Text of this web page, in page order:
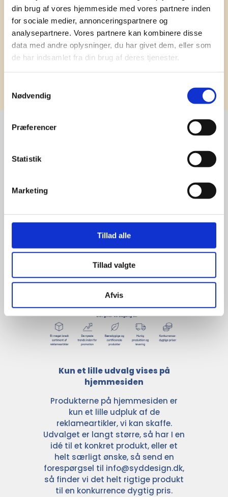
din brug af vores hjemmeside med vores partnere inden
for sociale medier, annonceringspartnere og
analysepartnere. Vores partnere kan kombinere disse
data med andre oplysninger, du har givet dem, eller som
de har indsamlet fra din brug af deres tjenester.
Nødvendig
Præferencer
Statistik
Marketing
Tillad alle
Tillad valgte
Afvis
Tilmeld
udvalg
For at sikre høj kvalitet og stor
med de største og mest
anerkendte leverandører inden for
promotion.
Kun et lille udvalg vises på
hjemmesiden
Produkterne på hjemmesiden er
kun et lille udpluk af de
reklameartikler, vi kan skaffe.
Udvalget er langt større, så har I en
idé til et konkret produkt, eller et
helt særligt ønske, så send en
forespørgsel til info@syddesign.dk,
så finder vi det helt rigtige produkt
til en konkurrence dygtig pris.